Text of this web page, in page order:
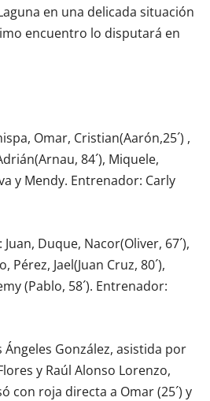
en una delicada situación
encuentro lo disputará en
Omar, Cristian(Aarón,25´) ,
84´), Miquele,
y Mendy. Entrenador: Carly
: Juan, Duque, Nacor(Oliver, 67´),
Pérez, Jael(Juan Cruz, 80´),
(Pablo, 58´). Entrenador:
Ángeles González, asistida por
y Raúl Alonso Lorenzo,
con roja directa a Omar (25´) y